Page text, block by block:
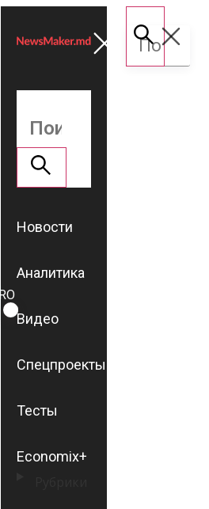
ROMÂNĂ
RU
Новости
Аналитика
Видео
Спецпроекты
Тесты
Economix+